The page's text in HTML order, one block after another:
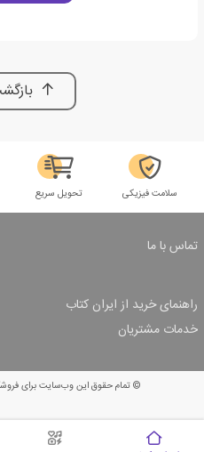
سلامت فیزیکی تحویل سریع
تماس با ما
راهنمای خرید از ایران کتاب
ثبت سفارش
شرایط ارسال سفارش
شیوه پرداخت
تخفیف‌های خرید
خدمات مشتریان
© تمام حقوق این وب‌سایت برای